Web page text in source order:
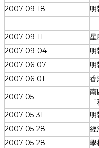
2007-09-18
明
2007-09-11
星
2007-09-04
明
2007-06-07
明
2007-06-01
香
2007-05
南
2007-05-31
明
2007-05-28
經
2007-05-28
學